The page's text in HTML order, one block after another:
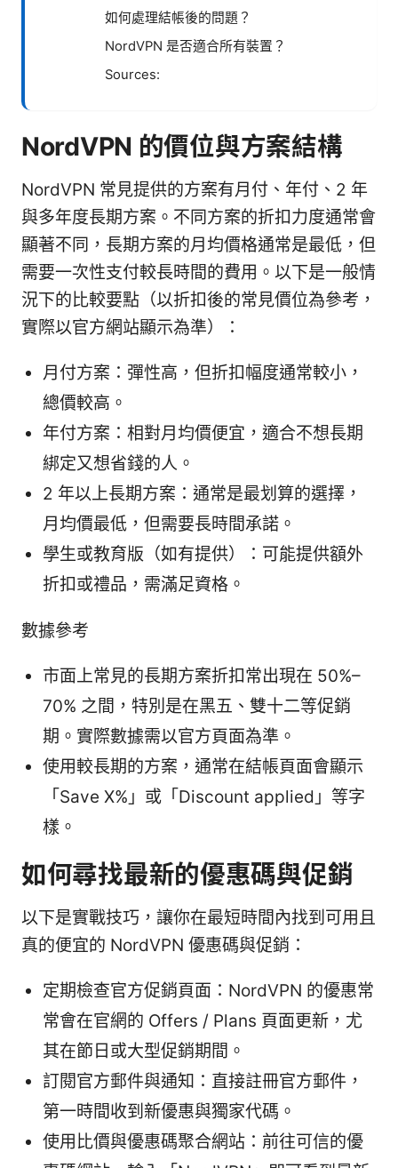
如何處理結帳後的問題？
NordVPN 是否適合所有裝置？
Sources:
NordVPN 的價位與方案結構
NordVPN 常見提供的方案有月付、年付、2 年
與多年度長期方案。不同方案的折扣力度通常會
顯著不同，長期方案的月均價格通常是最低，但
需要一次性支付較長時間的費用。以下是一般情
況下的比較要點（以折扣後的常見價位為參考，
實際以官方網站顯示為準）：
月付方案：彈性高，但折扣幅度通常較小，
總價較高。
年付方案：相對月均價便宜，適合不想長期
綁定又想省錢的人。
2 年以上長期方案：通常是最划算的選擇，
月均價最低，但需要長時間承諾。
學生或教育版（如有提供）：可能提供額外
折扣或禮品，需滿足資格。
數據參考
市面上常見的長期方案折扣常出現在 50%–
70% 之間，特別是在黑五、雙十二等促銷
期。實際數據需以官方頁面為準。
使用較長期的方案，通常在結帳頁面會顯示
「Save X%」或「Discount applied」等字
樣。
如何尋找最新的優惠碼與促銷
以下是實戰技巧，讓你在最短時間內找到可用且
真的便宜的 NordVPN 優惠碼與促銷：
定期檢查官方促銷頁面：NordVPN 的優惠常
常會在官網的 Offers / Plans 頁面更新，尤
其在節日或大型促銷期間。
訂閱官方郵件與通知：直接註冊官方郵件，
第一時間收到新優惠與獨家代碼。
使用比價與優惠碼聚合網站：前往可信的優